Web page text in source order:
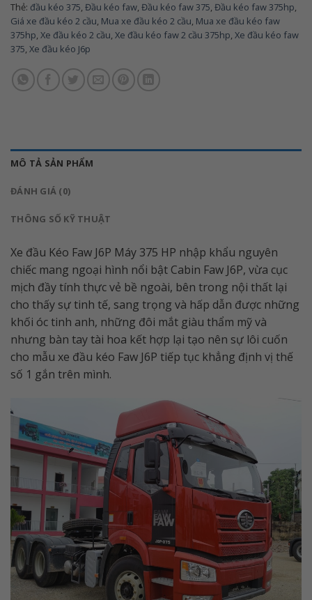
Thẻ: đầu kéo 375, Đầu kéo faw, Đầu kéo faw 375, Đầu kéo faw 375hp,
Giá xe đầu kéo 2 cầu, Mua xe đầu kéo 2 cầu, Mua xe đầu kéo faw
375hp, Xe đầu kéo 2 cầu, Xe đầu kéo faw 2 cầu 375hp, Xe đầu kéo faw
375, Xe đầu kéo J6p
MÔ TẢ SẢN PHẨM
ĐÁNH GIÁ (0)
THÔNG SỐ KỸ THUẬT
Xe đầu Kéo Faw J6P Máy 375 HP nhập khẩu nguyên
chiếc mang ngoại hình nổi bật Cabin Faw J6P, vừa cục
mịch đầy tính thực vẻ bề ngoài, bên trong nội thất lại
cho thấy sự tinh tế, sang trọng và hấp dẫn được những
khối óc tinh anh, những đôi mắt giàu thẩm mỹ và
nhưng bàn tay tài hoa kết hợp lại tạo nên sự lôi cuốn
cho mẫu xe đầu kéo Faw J6P tiếp tục khẳng định vị thế
số 1 gắn trên mình.